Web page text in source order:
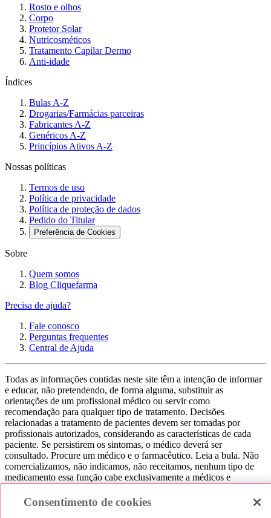
Rosto e olhos
Corpo
Protetor Solar
Nutricosméticos
Tratamento Capilar Dermo
Anti-idade
Índices
Bulas A-Z
Drogarias/Farmácias parceiras
Fabricantes A-Z
Genéricos A-Z
Princípios Ativos A-Z
Nossas políticas
Termos de uso
Política de privacidade
Política de proteção de dados
Pedido do Titular
Preferência de Cookies
Sobre
Quem somos
Blog Cliquefarma
Precisa de ajuda?
Fale conosco
Perguntas frequentes
Central de Ajuda
Todas as informações contidas neste site têm a intenção de informar
e educar, não pretendendo, de forma alguma, substituir as
orientações de um profissional médico ou servir como
recomendação para qualquer tipo de tratamento. Decisões
relacionadas a tratamento de pacientes devem ser tomadas por
profissionais autorizados, considerando as características de cada
paciente. Se persistirem os sintomas, o médico deverá ser
consultado. Procure um médico e o farmacêutico. Leia a bula. Não
comercializamos, não indicamos, não receitamos, nenhum tipo de
medicamento essa função cabe exclusivamente a médicos e
consultar seu médico. Não somos uma loja ou marketplace, ou seja,
Consentimento de cookies